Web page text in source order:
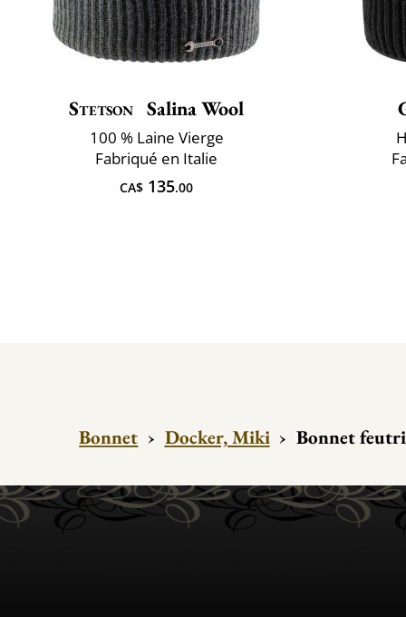
Stetson Salina Wool
100 % Laine Vierge
Fabriqué en Italie
CA$ 135.00
Bonnet › Docker, Miki › Bonnet